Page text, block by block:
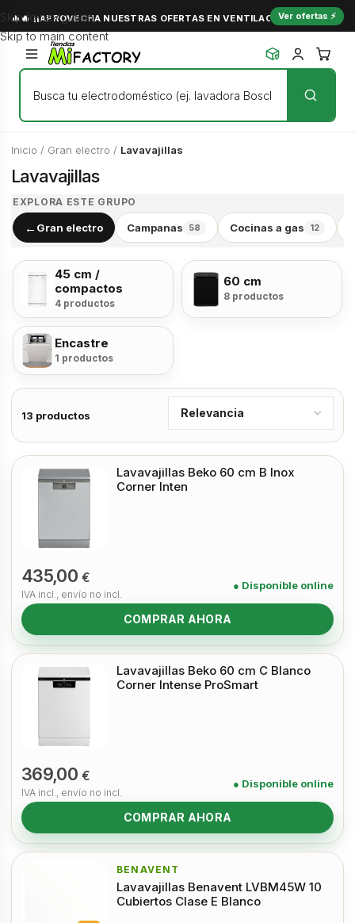
🔥🔥 ¡¡APROVECHA NUESTRAS OFERTAS EN VENTILACIÓN Y NO
Ver ofertas ⚡
Skip to navigation
Skip to main content
Inicio / Gran electro / Lavavajillas
Lavavajillas
EXPLORA ESTE GRUPO
← Gran electro Campanas 58 Cocinas a gas 12
45 cm /
compactos
4 productos
60 cm
8 productos
Encastre
1 productos
13 productos
Lavavajillas Beko 60 cm B Inox
Corner Inten
435,00€
IVA incl., envío no incl.
● Disponible online
COMPRAR AHORA
Lavavajillas Beko 60 cm C Blanco
Corner Intense ProSmart
369,00€
IVA incl., envío no incl.
● Disponible online
COMPRAR AHORA
BENAVENT
Lavavajillas Benavent LVBM45W 10
Cubiertos Clase E Blanco